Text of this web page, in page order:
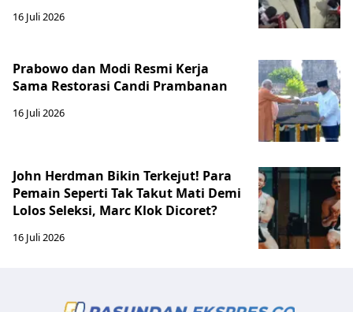
16 Juli 2026
Prabowo dan Modi Resmi Kerja
Sama Restorasi Candi Prambanan
16 Juli 2026
John Herdman Bikin Terkejut! Para
Pemain Seperti Tak Takut Mati Demi
Lolos Seleksi, Marc Klok Dicoret?
16 Juli 2026